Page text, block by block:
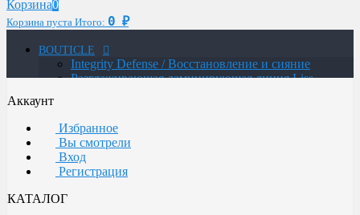
Корзина0
Корзина пуста Итого: 0 ₽
BOUTICLE
Integrity Defense / Восстановление и сияние
Разглаживающая ламинирующая линия Liss
ATELIER TREND COLOR MAN / Краситель для
мужчин
Glow Lab Repair / Интенсивное питание и
восстановление
Glow-Lab BIORICH / Объем и восстановление
Аккаунт
Избранное
Вы смотрели
Вход
Регистрация
КАТАЛОГ